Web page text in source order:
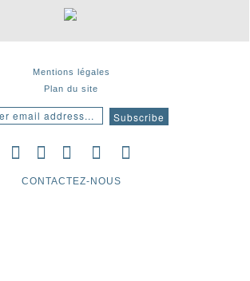
Mentions légales
Plan du site
CONTACTEZ-NOUS